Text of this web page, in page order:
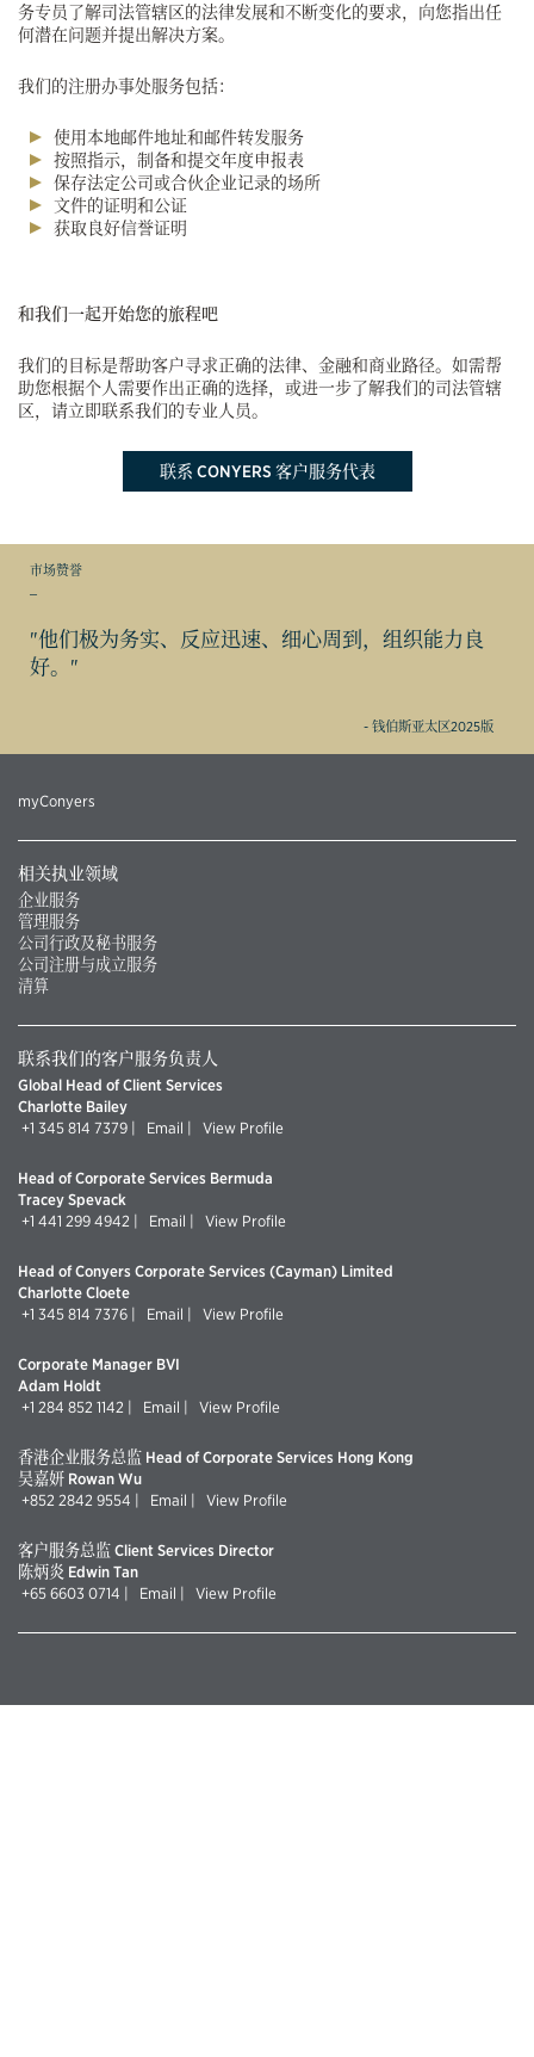
务专员了解司法管辖区的法律发展和不断变化的要求，向您指出任
何潜在问题并提出解决方案。
我们的注册办事处服务包括：
使用本地邮件地址和邮件转发服务
按照指示，制备和提交年度申报表
保存法定公司或合伙企业记录的场所
文件的证明和公证
获取良好信誉证明
和我们一起开始您的旅程吧
我们的目标是帮助客户寻求正确的法律、金融和商业路径。如需帮
助您根据个人需要作出正确的选择，或进一步了解我们的司法管辖
区，请立即联系我们的专业人员。
联系 CONYERS 客户服务代表
市场赞誉
"他们极为务实、反应迅速、细心周到，组织能力良
好。"
- 钱伯斯亚太区2025版
myConyers
相关执业领域
企业服务
管理服务
公司行政及秘书服务
公司注册与成立服务
清算
联系我们的客户服务负责人
Global Head of Client Services
Charlotte Bailey
+1 345 814 7379 | Email | View Profile
Head of Corporate Services Bermuda
Tracey Spevack
+1 441 299 4942 | Email | View Profile
Head of Conyers Corporate Services (Cayman) Limited
Charlotte Cloete
+1 345 814 7376 | Email | View Profile
Corporate Manager BVI
Adam Holdt
+1 284 852 1142 | Email | View Profile
香港企业服务总监 Head of Corporate Services Hong Kong
吴嘉妍 Rowan Wu
+852 2842 9554 | Email | View Profile
客户服务总监 Client Services Director
陈炳炎 Edwin Tan
+65 6603 0714 | Email | View Profile